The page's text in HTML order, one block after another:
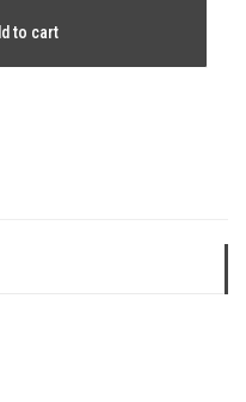
to cart